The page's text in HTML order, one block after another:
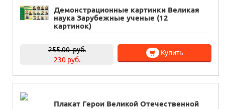
Демонстрационные картинки Великая
наука Зарубежные ученые (12
картинок)
255.00руб.
230 руб.
Купить
Плакат Герои Великой Отечественной